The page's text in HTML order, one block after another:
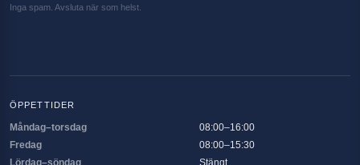
Inga spam. Avsluta när som helst.
ÖPPETTIDER
Måndag–torsdag
08:00–16:00
Fredag
08:00–15:30
Lördag–söndag
Stängt